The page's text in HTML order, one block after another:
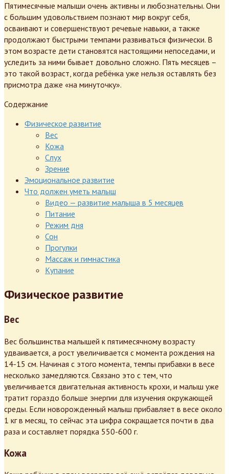
Пятимесячные малыши очень активны и любознательны. Они
с большим удовольствием познают мир вокруг себя,
осваивают и совершенствуют речевые навыки, а также
продолжают быстрыми темпами развиваться физически. В
этом возрасте дети становятся настоящими непоседами, и
уследить за ними бывает довольно сложно. Пять месяцев –
это такой возраст, когда ребёнка уже нельзя оставлять без
присмотра даже «на минуточку».
Содержание
Физическое развитие
Вес
Кожа
Слух
Зрение
Эмоциональное развитие
Что должен уметь малыш
Видео — развитие малыша в 5 месяцев
Питание
Режим дня
Сон
Прогулки
Массаж и гимнастика
Купание
Физическое развитие
Вес
Вес большинства малышей к пятимесячному возрасту
удваивается, а рост увеличивается с момента рождения на
14-15 см. Начиная с этого момента, темпы прибавки в весе
несколько замедляются. Связано это с тем, что
увеличивается двигательная активность крохи, и малыш уже
тратит гораздо больше энергии для изучения окружающей
среды. Если новорожденный малыш прибавляет в весе около
1 кг в месяц, то сейчас эта цифра сокращается почти в два
раза и составляет порядка 550-600 г.
Кожа